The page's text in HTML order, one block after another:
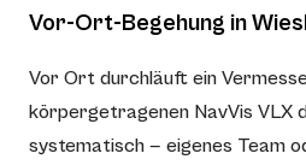
Vor-Ort-Begehung in
Vor Ort durchläuft ein
körpergetragenen NavVis VLX
systematisch — eigenes Team